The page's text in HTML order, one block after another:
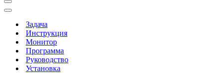
Меню
навигации
Меню
навигацииЗадача
Инструкция
Монитор
Программа
Руководство
Установка